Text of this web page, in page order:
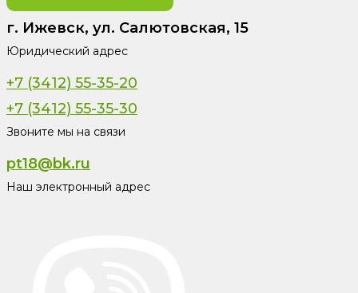
г. Ижевск, ул. Салютовская, 15
Юридический адрес
+7 (3412) 55-35-20
+7 (3412) 55-35-30
Звоните мы на связи
pt18@bk.ru
Наш электронный адрес